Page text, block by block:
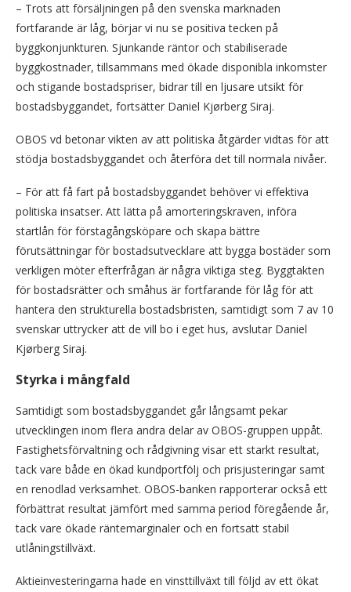
– Trots att försäljningen på den svenska marknaden
fortfarande är låg, börjar vi nu se positiva tecken på
byggkonjunkturen. Sjunkande räntor och stabiliserade
byggkostnader, tillsammans med ökade disponibla inkomster
och stigande bostadspriser, bidrar till en ljusare utsikt för
bostadsbyggandet, fortsätter Daniel Kjørberg Siraj.
OBOS vd betonar vikten av att politiska åtgärder vidtas för att
stödja bostadsbyggandet och återföra det till normala nivåer.
– För att få fart på bostadsbyggandet behöver vi effektiva
politiska insatser. Att lätta på amorteringskraven, införa
startlån för förstagångsköpare och skapa bättre
förutsättningar för bostadsutvecklare att bygga bostäder som
verkligen möter efterfrågan är några viktiga steg. Byggtakten
för bostadsrätter och småhus är fortfarande för låg för att
hantera den strukturella bostadsbristen, samtidigt som 7 av 10
svenskar uttrycker att de vill bo i eget hus, avslutar Daniel
Kjørberg Siraj.
Styrka i mångfald
Samtidigt som bostadsbyggandet går långsamt pekar
utvecklingen inom flera andra delar av OBOS-gruppen uppåt.
Fastighetsförvaltning och rådgivning visar ett starkt resultat,
tack vare både en ökad kundportfölj och prisjusteringar samt
en renodlad verksamhet. OBOS-banken rapporterar också ett
förbättrat resultat jämfört med samma period föregående år,
tack vare ökade räntemarginaler och en fortsatt stabil
utlåningstillväxt.
Aktieinvesteringarna hade en vinsttillväxt till följd av ett ökat